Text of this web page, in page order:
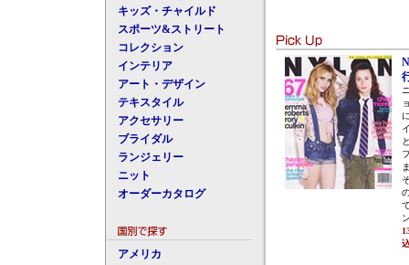
キッズ・チャイルド
スポーツ&ストリート
コレクション
インテリア
アート・デザイン
テキスタイル
アクセサリー
ブライダル
ランジェリー
ニット
オーダーカタログ
アメリカ